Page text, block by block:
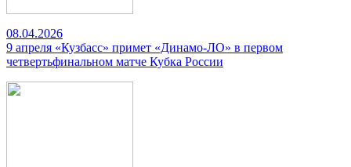
08.04.2026
9 апреля «Кузбасс» примет «Динамо-ЛО» в первом
четвертьфинальном матче Кубка России